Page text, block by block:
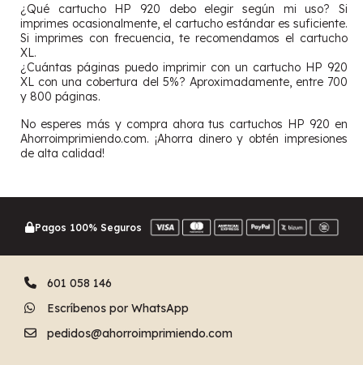
¿Qué cartucho HP 920 debo elegir según mi uso? Si
imprimes ocasionalmente, el cartucho estándar es suficiente.
Si imprimes con frecuencia, te recomendamos el cartucho
XL.
¿Cuántas páginas puedo imprimir con un cartucho HP 920
XL con una cobertura del 5%? Aproximadamente, entre 700
y 800 páginas.
No esperes más y compra ahora tus cartuchos HP 920 en
Ahorroimprimiendo.com. ¡Ahorra dinero y obtén impresiones
de alta calidad!
Pagos 100% Seguros
601 058 146
Escríbenos por WhatsApp
pedidos@ahorroimprimiendo.com